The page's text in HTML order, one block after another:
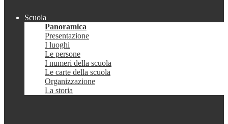
Scuola
Panoramica
Presentazione
I luoghi
Le persone
I numeri della scuola
Le carte della scuola
Organizzazione
La storia